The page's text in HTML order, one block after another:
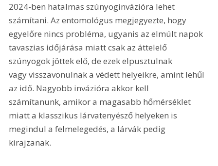
2024-ben hatalmas szúnyoginvázióra lehet
számítani. Az entomológus megjegyezte, hogy
egyelőre nincs probléma, ugyanis az elmúlt napok
tavaszias időjárása miatt csak az áttelelő
szúnyogok jöttek elő, de ezek elpusztulnak
vagy visszavonulnak a védett helyeikre, amint lehűl
az idő. Nagyobb invázióra akkor kell
számítanunk, amikor a magasabb hőmérséklet
miatt a klasszikus lárvatenyésző helyeken is
megindul a felmelegedés, a lárvák pedig
kirajzanak.